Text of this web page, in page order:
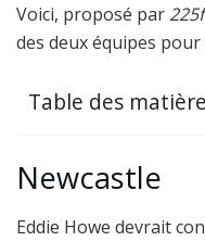
Voici, proposé par
des deux équipes pour
Table des
Newcastle
Eddie Howe devrait